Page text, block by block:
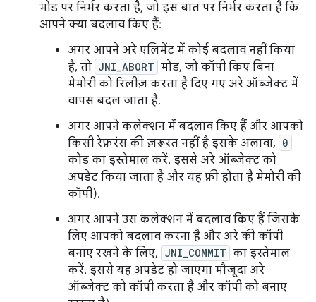
मोड पर निर्भर करता है, जो इस बात पर निर्भर करता है कि
आपने क्या बदलाव किए हैं:
अगर आपने अरे एलिमेंट में कोई बदलाव नहीं किया
है, तो JNI_ABORT मोड, जो कॉपी किए बिना
मेमोरी को रिलीज़ करता है दिए गए अरे ऑब्जेक्ट में
वापस बदल जाता है.
अगर आपने कलेक्शन में बदलाव किए हैं और आपको
किसी रेफ़रंस की ज़रूरत नहीं है इसके अलावा, 0
कोड का इस्तेमाल करें. इससे अरे ऑब्जेक्ट को
अपडेट किया जाता है और यह फ़्री होता है मेमोरी की
कॉपी).
अगर आपने उस कलेक्शन में बदलाव किए हैं जिसके
लिए आपको बदलाव करना है और अरे की कॉपी
बनाए रखने के लिए, JNI_COMMIT का इस्तेमाल
करें. इससे यह अपडेट हो जाएगा मौजूदा अरे
ऑब्जेक्ट को कॉपी करता है और कॉपी को बनाए